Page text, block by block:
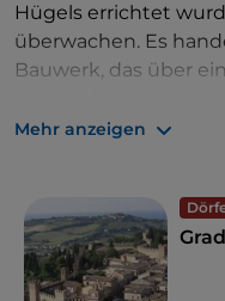
Hügels errichtet
überwachen. Es
Bauwerk, das über
Angriffs entfernt
einer Militärfestung
wobei ihr Charakter
Betreten Sie den
Mehr anzeigen